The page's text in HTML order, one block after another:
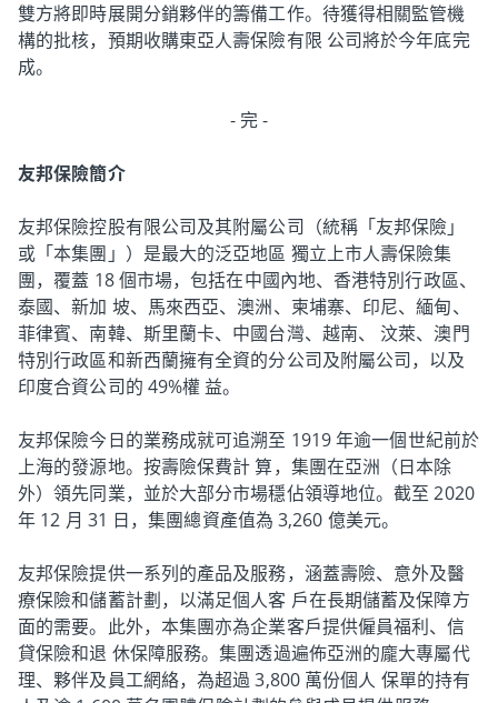
雙方將即時展開分銷夥伴的籌備工作。待獲得相關監管機
構的批核，預期收購東亞人壽保險有限 公司將於今年底完
成。
- 完 -
友邦保險簡介
友邦保險控股有限公司及其附屬公司（統稱「友邦保險」
或「本集團」）是最大的泛亞地區 獨立上市人壽保險集
團，覆蓋 18 個市場，包括在中國內地、香港特別行政區、
泰國、新加 坡、馬來西亞、澳洲、柬埔寨、印尼、緬甸、
菲律賓、南韓、斯里蘭卡、中國台灣、越南、 汶萊、澳門
特別行政區和新西蘭擁有全資的分公司及附屬公司，以及
印度合資公司的 49%權 益。
友邦保險今日的業務成就可追溯至 1919 年逾一個世紀前於
上海的發源地。按壽險保費計 算，集團在亞洲（日本除
外）領先同業，並於大部分市場穩佔領導地位。截至 2020
年 12 月 31 日，集團總資產值為 3,260 億美元。
友邦保險提供一系列的產品及服務，涵蓋壽險、意外及醫
療保險和儲蓄計劃，以滿足個人客 戶在長期儲蓄及保障方
面的需要。此外，本集團亦為企業客戶提供僱員福利、信
貸保險和退 休保障服務。集團透過遍佈亞洲的龐大專屬代
理、夥伴及員工網絡，為超過 3,800 萬份個人 保單的持有